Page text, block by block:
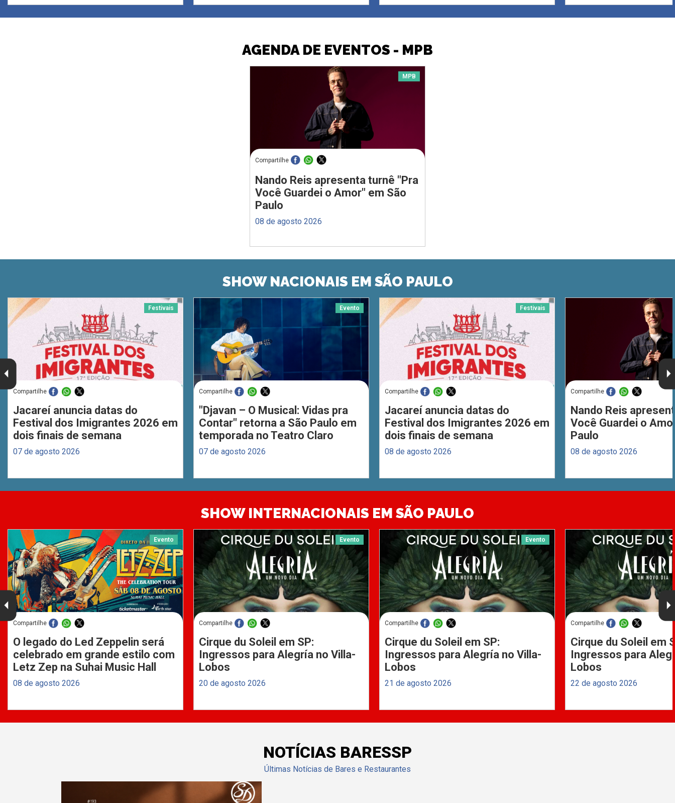
AGENDA DE EVENTOS - MPB
MPB
Compartilhe
Nando Reis apresenta turnê "Pra
Você Guardei o Amor" em São
Paulo
08 de agosto 2026
SHOW NACIONAIS EM SÃO PAULO
Festivais
Compartilhe
Jacareí anuncia datas do
Festival dos Imigrantes 2026 em
dois finais de semana
07 de agosto 2026
Evento
Compartilhe
"Djavan – O Musical: Vidas pra
Contar" retorna a São Paulo em
temporada no Teatro Claro
07 de agosto 2026
Festivais
Compartilhe
Jacareí anuncia datas do
Festival dos Imigrantes 2026 em
dois finais de semana
08 de agosto 2026
Compartilhe
Nando Reis
Você Guardei o
Paulo
08 de agosto 2026
SHOW INTERNACIONAIS EM SÃO PAULO
Evento
Compartilhe
O legado do Led Zeppelin será
celebrado em grande estilo com
Letz Zep na Suhai Music Hall
08 de agosto 2026
Evento
Compartilhe
Cirque du Soleil em SP:
Ingressos para Alegría no Villa-
Lobos
20 de agosto 2026
Evento
Compartilhe
Cirque du Soleil em SP:
Ingressos para Alegría no Villa-
Lobos
21 de agosto 2026
Compartilhe
Cirque du Soleil em
Ingressos para
Lobos
22 de agosto 2026
NOTÍCIAS BARESSP
Últimas Notícias de Bares e Restaurantes